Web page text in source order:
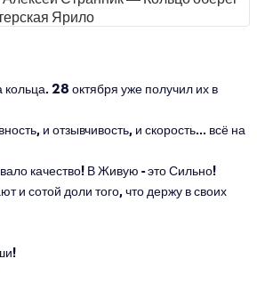
кольца. 28 октября уже получил их в
и отзывчивость, и скорость... всё на
качество! В Живую - это Сильно!
и сотой доли того, что держу в своих